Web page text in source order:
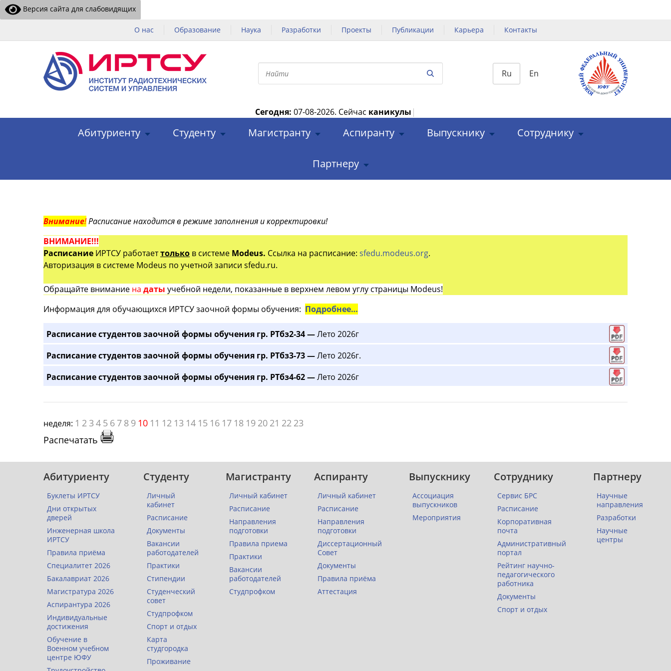
Версия сайта для слабовидящих
О нас Образование Наука Разработки Проекты Публикации Карьера Контакты
Ru En
Сегодня: 07-08-2026. Сейчас каникулы |
Абитуриенту Студенту Магистранту Аспиранту Выпускнику Сотруднику
Партнеру
Внимание!Расписание находится в режиме заполнения и корректировки!
ВНИМАНИЕ!!!
Расписание ИРТСУ работаеттолько в системе Modeus. Ссылка на расписание: sfedu.modeus.org.
Авторизация в системе Modeus по учетной записи sfedu.ru.
Обращайте внимание на даты учебной недели, показанные в верхнем левом углу страницы Modeus!
Информация для обучающихся ИРТСУ заочной формы обучения: Подробнее…
Расписание студентов заочной формы обучения гр. РТбз2-34 —Лето 2026г
Расписание студентов заочной формы обучения гр. РТбз3-73 —Лето 2026г.
Расписание студентов заочной формы обучения гр. РТбз4-62 —Лето 2026г
неделя: 1 2 3 4 5 6 7 8 9 10 11 12 13 14 15 16 17 18 19 20 21 22 23
Распечатать
Абитуриенту
Буклеты ИРТСУ
Дни открытых
дверей
Инженерная школа
ИРТСУ
Правила приёма
Специалитет 2026
Бакалавриат 2026
Магистратура 2026
Аспирантура 2026
Индивидуальные
достижения
Обучение в
Военном учебном
центре ЮФУ
Студенту
Личный
кабинет
Расписание
Документы
Вакансии
работодателей
Практики
Стипендии
Студенческий
совет
Студпрофком
Спорт и отдых
Карта
студгородка
Проживание
Магистранту
Личный кабинет
Расписание
Направления
подготовки
Правила приема
Практики
Вакансии
работодателей
Студпрофком
Аспиранту
Личный кабинет
Расписание
Направления
подготовки
Диссертационный
Совет
Документы
Правила приёма
Аттестация
Выпускнику
Ассоциация
выпускников
Мероприятия
Сотруднику
Сервис БРС
Расписание
Корпоративная
почта
Административный
портал
Рейтинг научно-
педагогического
работника
Документы
Спорт и отдых
Партнеру
Научные
направления
Разработки
Научные
центры